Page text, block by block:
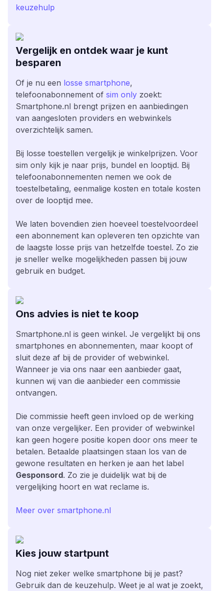
keuzehulp
Vergelijk en ontdek waar je kunt
besparen
Of je nu een losse smartphone,
telefoonabonnement of sim only zoekt:
Smartphone.nl brengt prijzen en aanbiedingen
van aangesloten providers en webwinkels
overzichtelijk samen.
Bij losse toestellen vergelijk je winkelprijzen. Voor
sim only kijk je naar prijs, bundel en looptijd. Bij
telefoonabonnementen nemen we ook de
toestelbetaling, eenmalige kosten en totale kosten
over de looptijd mee.
We laten bovendien zien hoeveel toestelvoordeel
een abonnement kan opleveren ten opzichte van
de laagste losse prijs van hetzelfde toestel. Zo zie
je sneller welke mogelijkheden passen bij jouw
gebruik en budget.
Ons advies is niet te koop
Smartphone.nl is geen winkel. Je vergelijkt bij ons
smartphones en abonnementen, maar koopt of
sluit deze af bij de provider of webwinkel.
Wanneer je via ons naar een aanbieder gaat,
kunnen wij van die aanbieder een commissie
ontvangen.
Die commissie heeft geen invloed op de werking
van onze vergelijker. Een provider of webwinkel
kan geen hogere positie kopen door ons meer te
betalen. Betaalde plaatsingen staan los van de
gewone resultaten en herken je aan het label
Gesponsord. Zo zie je duidelijk wat bij de
vergelijking hoort en wat reclame is.
Meer over smartphone.nl
Kies jouw startpunt
Nog niet zeker welke smartphone bij je past?
Gebruik dan de keuzehulp. Weet je al wat je zoekt,